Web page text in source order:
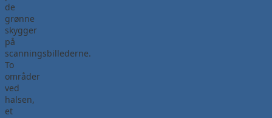
de
grønne
skygger
på
scanningsbillederne.
To
områder
ved
halsen,
et